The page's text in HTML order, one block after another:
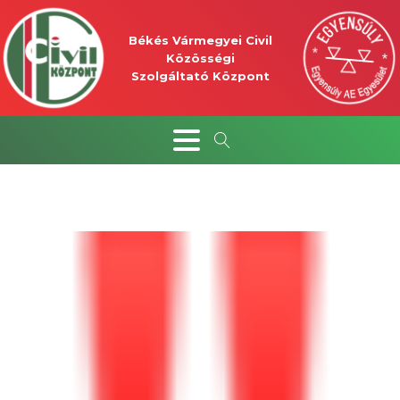
Békés Vármegyei Civil
Közösségi
Szolgáltató Központ